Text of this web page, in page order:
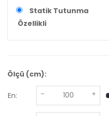
Statik Tutunma
Özellikli
Ölçü (cm):
En: